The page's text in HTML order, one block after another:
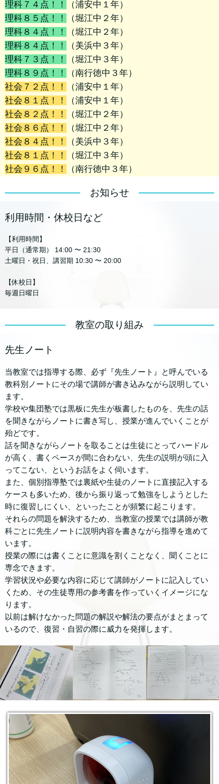
理科７４点！！
（浦安中１年）
理科８５点！！
（堀江中２年）
理科８４点！！
（堀江中２年）
理科８４点！！
（美浜中３年）
理科７３点！！
（堀江中３年）
理科８９点！！
（南行徳中３年）
社会７２点！！
（浦安中１年）
社会８１点！！
（浦安中１年）
社会８２点！！
（堀江中２年）
社会８６点！！
（堀江中２年）
社会８４点！！
（美浜中３年）
社会８１点！！
（堀江中３年）
社会９６点！！
（南行徳中３年）
お知らせ
利用時間・休校日など
【利用時間】
平日（通常期） 14:00 〜 21:30
土曜日・祝日、講習期 10:30 〜 20:00
【休校日】
毎週日曜日
教室の取り組み
先生ノート
当教室では指導する際、必ず『先生ノート』と呼んでいる
教科別ノートにその場で講師が書き込みながら説明してい
ます。
学校や集団塾では黒板に先生が板書したものを、先生の話
を聞きながらノートに書き写し、授業が進んでいくことが
殆どです。
話を聞きながらノートを取ることは生徒にとってハードル
が高く、書くペースが間に合わない、先生の説明が頭に入
ってこない、というお話をよく伺います。
また、個別指導塾では裏紙や生徒のノートに直接記入する
ケースも多いため、後から振り返って勉強をしようとした
時に復習しにくい、といったことが頻繁に起こります。
それらの問題を解決するため、当教室の授業では講師が教
科ごとに先生ノートに説明内容を書きながら指導を進めて
います。
授業の際には書くことに意識を割くことなく、聞くことに
専念できます。
学習状況や必要な内容に応じて講師がノートに記入してい
くため、その生徒専用の参考書を作っていくイメージにな
ります。
以前は解けなかった問題の解説や解法の要点がまとまって
いるので、復習・自習の際に威力を発揮します。